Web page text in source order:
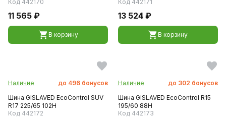
Код 442170
11 565 ₽
В корзину
Код 442171
13 524 ₽
В корзину
Наличие до 496 бонусов
Шина GISLAVED EcoControl SUV
R17 225/65 102H
Код 442172
Наличие до 302 бонусов
Шина GISLAVED EcoControl R15
195/60 88H
Код 442173